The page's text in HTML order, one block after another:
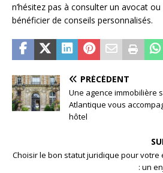
n’hésitez pas à consulter un avocat
bénéficier de conseils personnalisés.
PRÉCÉDENT
Une agence immobilière
Atlantique vous
hôtel
Choisir le bon statut juridique pour votre
: un